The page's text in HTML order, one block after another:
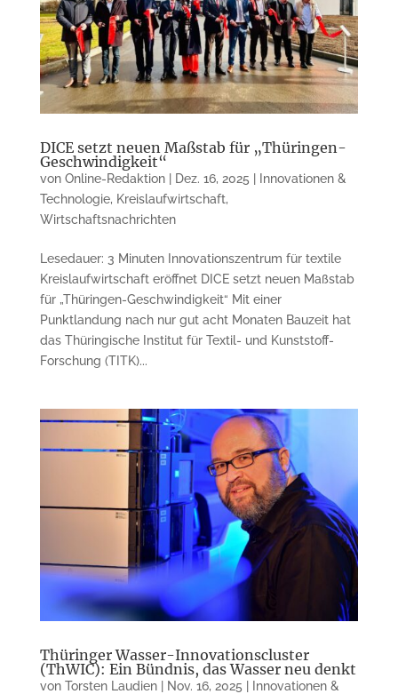
DICE setzt neuen Maßstab für „Thüringen-
Geschwindigkeit“
von Online-Redaktion| Dez. 16, 2025
Innovationen &
Technologie, Kreislaufwirtschaft,
Wirtschaftsnachrichten
Lesedauer: 3 Minuten Innovationszentrum für textile
Kreislaufwirtschaft eröffnet DICE setzt neuen Maßstab
für „Thüringen-Geschwindigkeit“ Mit einer
Punktlandung nach nur gut acht Monaten Bauzeit hat
das Thüringische Institut für Textil- und Kunststoff-
Forschung (TITK)...
Thüringer Wasser-Innovationscluster
(ThWIC): Ein Bündnis, das Wasser neu denkt
von Torsten Laudien| Nov. 16, 2025 | Innovationen &